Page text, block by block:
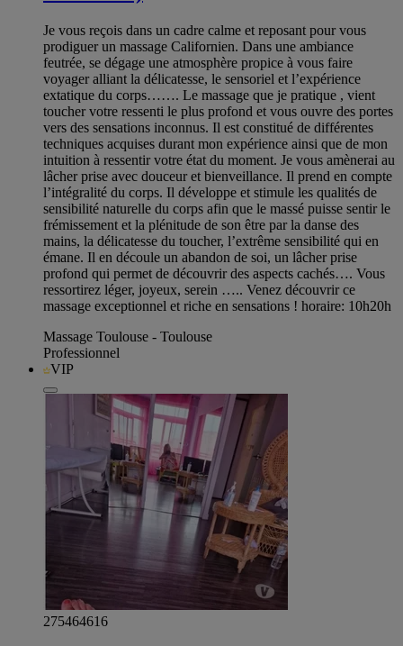
Je vous reçois dans un cadre calme et reposant pour vous
prodiguer un massage Californien. Dans une ambiance
feutrée, se dégage une atmosphère propice à vous faire
voyager alliant la délicatesse, le sensoriel et l’expérience
extatique du corps……. Le massage que je pratique , vient
toucher votre ressenti le plus profond et vous ouvre des portes
vers des sensations inconnus. Il est constitué de différentes
techniques acquises durant mon expérience ainsi que de mon
intuition à ressentir votre état du moment. Je vous amènerai au
lâcher prise avec douceur et bienveillance. Il prend en compte
l’intégralité du corps. Il développe et stimule les qualités de
sensibilité naturelle du corps afin que le massé puisse sentir le
frémissement et la plénitude de son être par la danse des
mains, la délicatesse du toucher, l’extrême sensibilité qui en
émane. Il en découle un abandon de soi, un lâcher prise
profond qui permet de découvrir des aspects cachés…. Vous
ressortirez léger, joyeux, serein ….. Venez découvrir ce
massage exceptionnel et riche en sensations ! horaire: 10h20h
Massage Toulouse - Toulouse
Professionnel
VIP
275464616